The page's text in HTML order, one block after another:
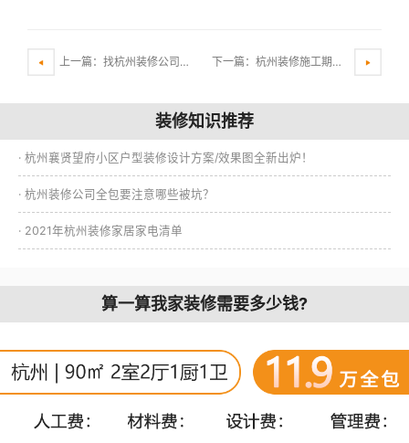
上一篇：找杭州装修公司的流程是什么样的？ 下一篇：杭州装修施工期间的方案改动
装修知识推荐
· 杭州襄贤望府小区户型装修设计方案/效果图全新出炉！
· 杭州装修公司全包要注意哪些被坑？
· 2021年杭州装修家居家电清单
算一算我家装修需要多少钱?